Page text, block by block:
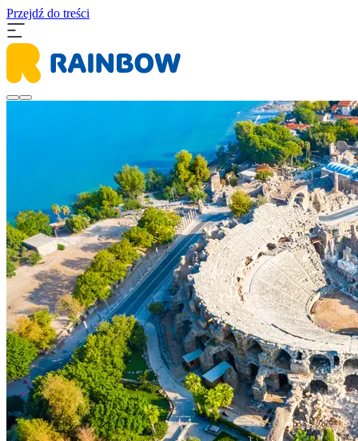
Przejdź do treści